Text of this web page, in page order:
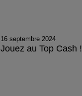
16 septembre 2024
Jouez au Top Cash !